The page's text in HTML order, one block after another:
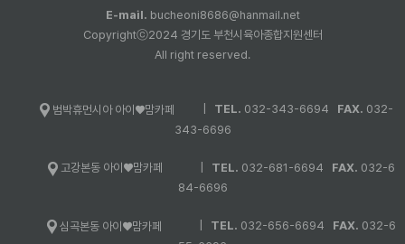
E-mail. bucheoni8686@hanmail.net
Copyrightⓒ2024 경기도 부천시육아종합지원센터
All right reserved.
범박휴먼시아 아이♥맘카페 TEL. 032-343-6694 FAX. 032-
343-6696
고강본동 아이♥맘카페 TEL. 032-681-6694 FAX. 032-6
84-6696
심곡본동 아이♥맘카페 TEL. 032-656-6694 FAX. 032-6